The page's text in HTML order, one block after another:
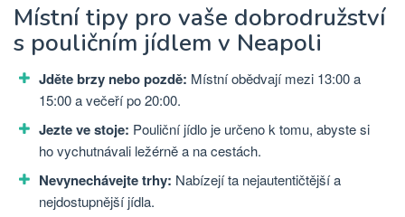
Místní tipy pro vaše dobrodružství
s pouličním jídlem v Neapoli
Jděte brzy nebo pozdě: Místní obědvají mezi 13:00 a
15:00 a večeří po 20:00.
Jezte ve stoje: Pouliční jídlo je určeno k tomu, abyste si
ho vychutnávali ležérně a na cestách.
Nevynechávejte trhy: Nabízejí ta nejautentičtější a
nejdostupnější jídla.